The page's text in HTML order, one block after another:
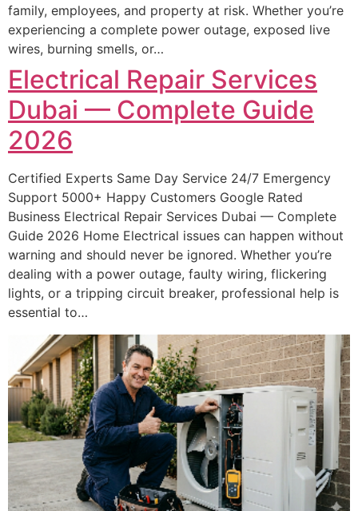
family, employees, and property at risk. Whether you’re
experiencing a complete power outage, exposed live
wires, burning smells, or…
Electrical Repair Services
Dubai — Complete Guide
2026
Certified Experts Same Day Service 24/7 Emergency
Support 5000+ Happy Customers Google Rated
Business Electrical Repair Services Dubai — Complete
Guide 2026 Home Electrical issues can happen without
warning and should never be ignored. Whether you’re
dealing with a power outage, faulty wiring, flickering
lights, or a tripping circuit breaker, professional help is
essential to…